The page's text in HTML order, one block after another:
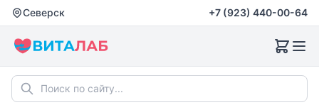
Северск +7 (923) 440-00-64